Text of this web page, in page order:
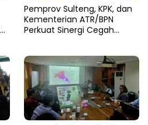
Pemprov Sulteng, KPK, dan
Kementerian ATR/BPN
Perkuat Sinergi Cegah